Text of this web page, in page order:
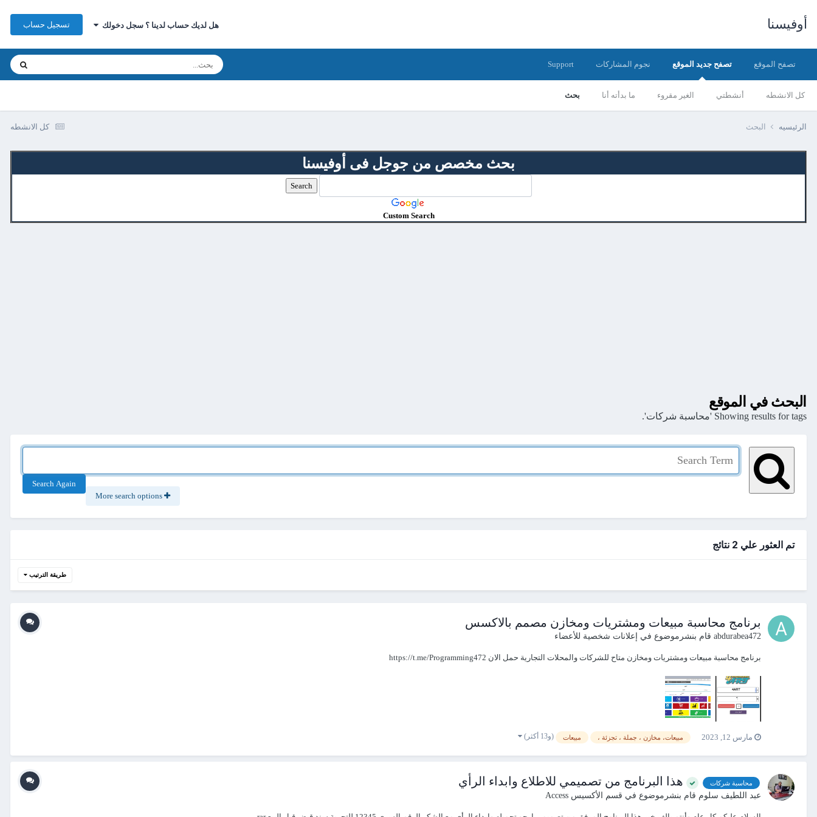
أوفيسنا هل لديك حساب لدينا ؟ سجل دخولك تسجيل حساب
تصفح الموقع تصفح جديد الموقع
كل الانشطه أنشطتي الغير مقروء ما بدأته أنا بحث
نجوم المشاركات Support
كل الانشطه الرئيسيه البحث
بحث مخصص من جوجل فى أوفيسنا
Custom Search
البحث في الموقع
Showing results for tags 'محاسبة شركات'.
Search Again
تم العثور علي 2 نتائج
طريقة الترتيب
برنامج محاسبة مبيعات ومشتريات ومخازن مصمم بالاكسس
abdurabea472 قام بنشرموضوع في إعلانات شخصية للأعضاء
برنامج محاسبة مبيعات ومشتريات ومخازن متاح للشركات والمحلات التجارية حمل الان https://t.me/Programming472
مارس 12, 2023 مبيعات، مخازن ، جملة ، تجزئة ، مبيعات (و13 أكثر)
محاسبة شركات هذا البرنامج من تصميمي للاطلاع وابداء الرأي
عبد اللطيف سلوم قام بنشرموضوع في قسم الأكسيس Access